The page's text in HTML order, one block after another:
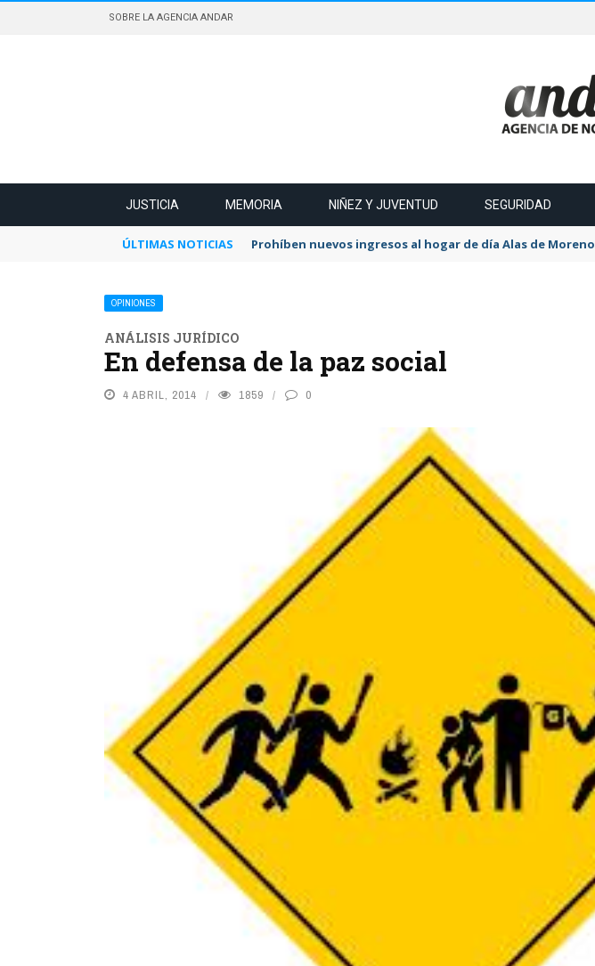
SOBRE LA AGENCIA ANDAR
JUSTICIA MEMORIA NIÑEZ Y JUVENTUD SEGURIDAD
ÚLTIMAS NOTICIAS Prohíben nuevos ingresos al hogar de día Alas de Moreno
OPINIONES
ANÁLISIS JURÍDICO
En defensa de la paz social
4 ABRIL, 2014 1859 0